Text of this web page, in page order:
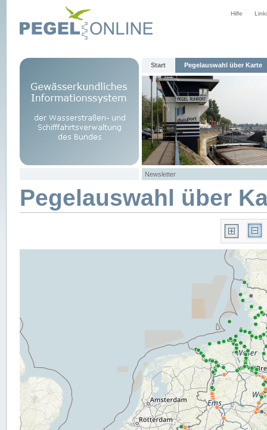
Hilfe
Start Pegelauswahl über Karte
Newsletter
Pegelauswahl über